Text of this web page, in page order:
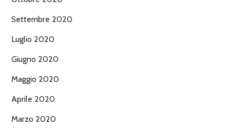
Settembre 2020
Luglio 2020
Giugno 2020
Maggio 2020
Aprile 2020
Marzo 2020